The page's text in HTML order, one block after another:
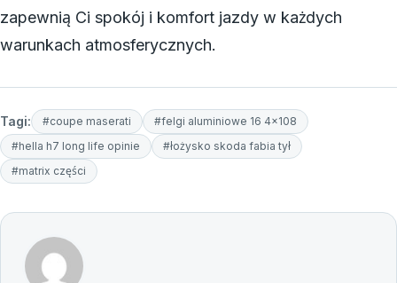
zapewnią Ci spokój i komfort jazdy w każdych
warunkach atmosferycznych.
Tagi: #coupe maserati
#felgi aluminiowe 16 4x108
#hella h7 long life opinie
#łożysko skoda fabia tył
#matrix części